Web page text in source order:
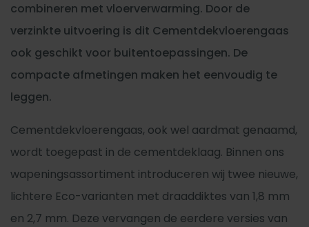
combineren met vloerverwarming. Door de
verzinkte uitvoering is dit Cementdekvloerengaas
ook geschikt voor buitentoepassingen. De
compacte afmetingen maken het eenvoudig te
leggen.
Cementdekvloerengaas, ook wel aardmat genaamd,
wordt toegepast in de cementdeklaag. Binnen ons
wapeningsassortiment introduceren wij twee nieuwe,
lichtere Eco-varianten met draaddiktes van 1,8 mm
en 2,7 mm. Deze vervangen de eerdere versies van